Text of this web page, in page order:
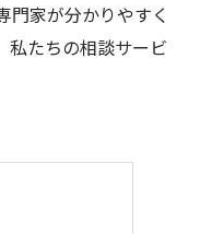
門家が分かりやすく
私たちの相談サービ